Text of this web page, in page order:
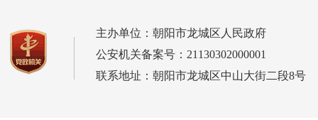
主办单位：朝阳市龙城区人民政府
公安机关备案号：21130302000001
联系地址：朝阳市龙城区中山大街二段8号